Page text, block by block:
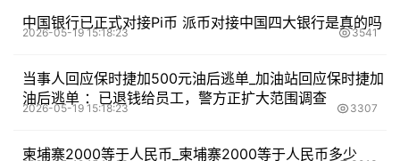
中国银行已正式对接Pi币 派币对接中国四大银行是真的吗
2026-05-19 15:18:23 3541
当事人回应保时捷加500元油后逃单_加油站回应保时捷加
油后逃单 ：已退钱给员工，警方正扩大范围调查
2026-05-19 15:18:23 3307
柬埔寨2000等于人民币_柬埔寨2000等于人民币多少